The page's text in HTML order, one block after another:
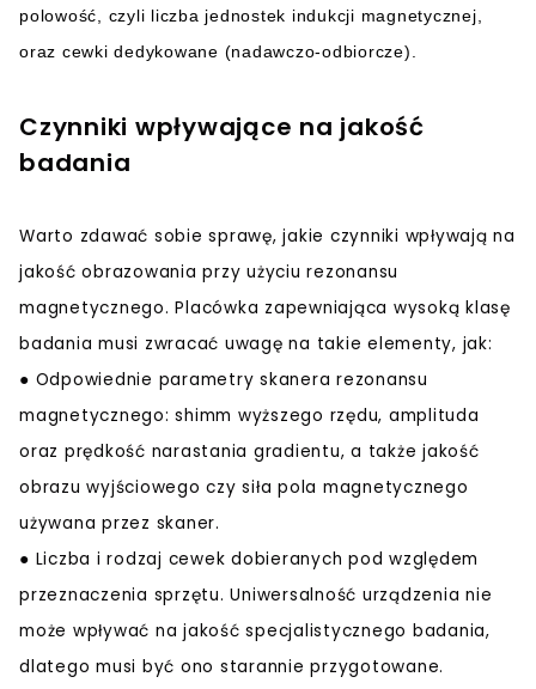
polowość, czyli liczba jednostek indukcji magnetycznej,
oraz cewki dedykowane (nadawczo-odbiorcze).
Czynniki wpływające na jakość
badania
Warto zdawać sobie sprawę, jakie czynniki wpływają na
jakość obrazowania przy użyciu rezonansu
magnetycznego. Placówka zapewniająca wysoką klasę
badania musi zwracać uwagę na takie elementy, jak:
● Odpowiednie parametry skanera rezonansu
magnetycznego: shimm wyższego rzędu, amplituda
oraz prędkość narastania gradientu, a także jakość
obrazu wyjściowego czy siła pola magnetycznego
używana przez skaner.
● Liczba i rodzaj cewek dobieranych pod względem
przeznaczenia sprzętu. Uniwersalność urządzenia nie
może wpływać na jakość specjalistycznego badania,
dlatego musi być ono starannie przygotowane.